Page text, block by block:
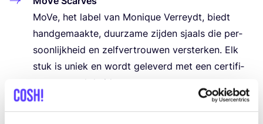
MoVe, het label van Moni­que Ver­reydt, biedt
hand­ge­maak­te, duur­za­me zij­den sjaals die per­
soon­lijk­heid en zelf­ver­trou­wen ver­ster­ken. Elk
stuk is uniek en wordt gele­verd met een cer­ti­fi­
caat van echtheid.
King Comf
King Comf, opge­richt door Cle­o­me Cle­ments,